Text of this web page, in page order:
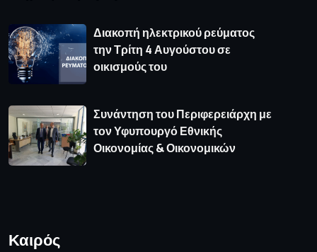
Διακοπή ηλεκτρικού ρεύματος
την Τρίτη 4 Αυγούστου σε
οικισμούς του
Συνάντηση του Περιφερειάρχη με
τον Υφυπουργό Εθνικής
Οικονομίας & Οικονομικών
Καιρός